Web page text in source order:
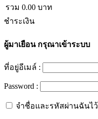
รวม 0.00 บาท
ชำระเงิน
ผู้มาเยือนกรุณาเข้าระบบ
ที่อยู่อีเมล์ :
Password :
จำชื่อและรหัสผ่านฉันไว้